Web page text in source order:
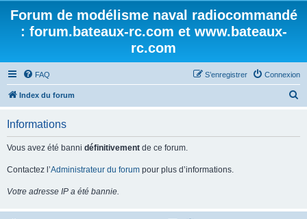
Forum de modélisme naval radiocommandé
: forum.bateaux-rc.com et www.bateaux-
rc.com
FAQ Connexion
S’enregistrer
Index du forum
Informations
Vous avez été banni définitivement de ce forum.
Contactez l’Administrateur du forum pour plus d’informations.
Votre adresse IP a été bannie.